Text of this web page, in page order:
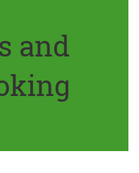
and